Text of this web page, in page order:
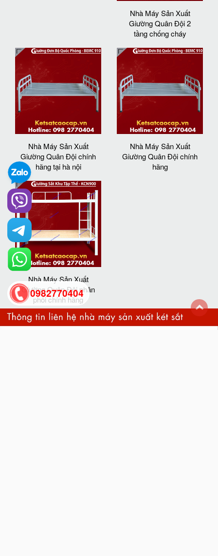
Nhà Máy Sản Xuất
Giường Quân Đội 2
tầng chống cháy
Nhà Máy Sản Xuất
Giường Quân Đội chính
hãng tại hà nội
Nhà Máy Sản Xuất
Giường Quân Đội chính
hãng
Nhà Máy Sản Xuất
Giường Quân Đội phân
phối chính hãng
0982770404
back